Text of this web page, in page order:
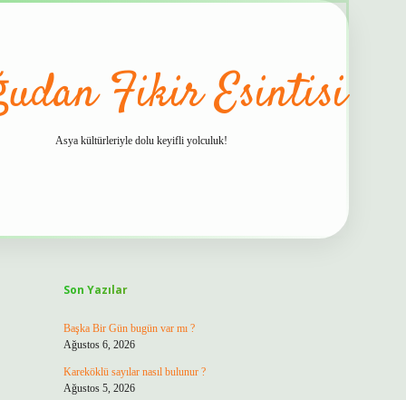
Fikir Esintisi
Asya kültürleriyle dolu keyifli yolculuk!
Son Yazılar
Başka Bir Gün bugün var mı ?
Ağustos 6, 2026
Kareköklü sayılar nasıl bulunur ?
Ağustos 5, 2026